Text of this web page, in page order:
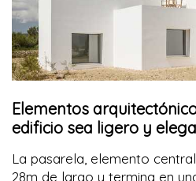
Elementos
edificio sea ligero y
La pasarela, elemento
28m de largo y termina en